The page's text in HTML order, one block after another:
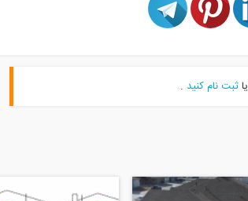
یاثبت نام کنید .